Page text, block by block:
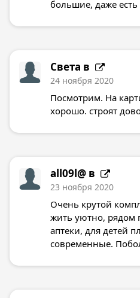
большие, даже
Света в
24 ноября 2020
Посмотрим. На
хорошо. строят
all09l@ в
23 ноября 2020
Очень крутой
жить уютно, рядом
аптеки, для детей
современные.